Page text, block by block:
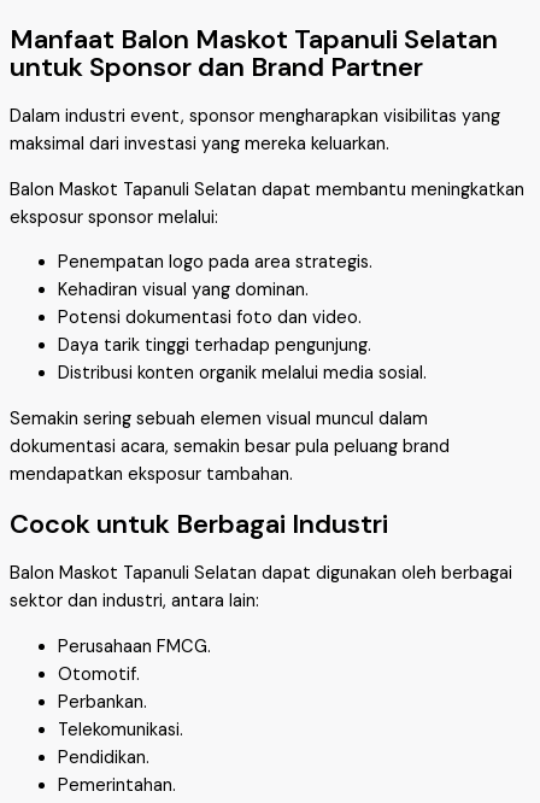
Manfaat Balon Maskot Tapanuli Selatan
untuk Sponsor dan Brand Partner
Dalam industri event, sponsor mengharapkan visibilitas yang
maksimal dari investasi yang mereka keluarkan.
Balon Maskot Tapanuli Selatan dapat membantu meningkatkan
eksposur sponsor melalui:
Penempatan logo pada area strategis.
Kehadiran visual yang dominan.
Potensi dokumentasi foto dan video.
Daya tarik tinggi terhadap pengunjung.
Distribusi konten organik melalui media sosial.
Semakin sering sebuah elemen visual muncul dalam
dokumentasi acara, semakin besar pula peluang brand
mendapatkan eksposur tambahan.
Cocok untuk Berbagai Industri
Balon Maskot Tapanuli Selatan dapat digunakan oleh berbagai
sektor dan industri, antara lain:
Perusahaan FMCG.
Otomotif.
Perbankan.
Telekomunikasi.
Pendidikan.
Pemerintahan.